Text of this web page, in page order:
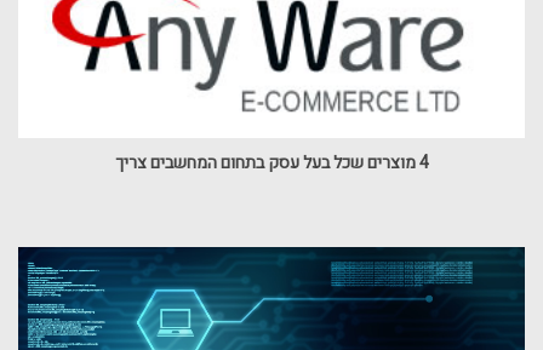
4 מוצרים שכל בעל עסק בתחום המחשבים צריך